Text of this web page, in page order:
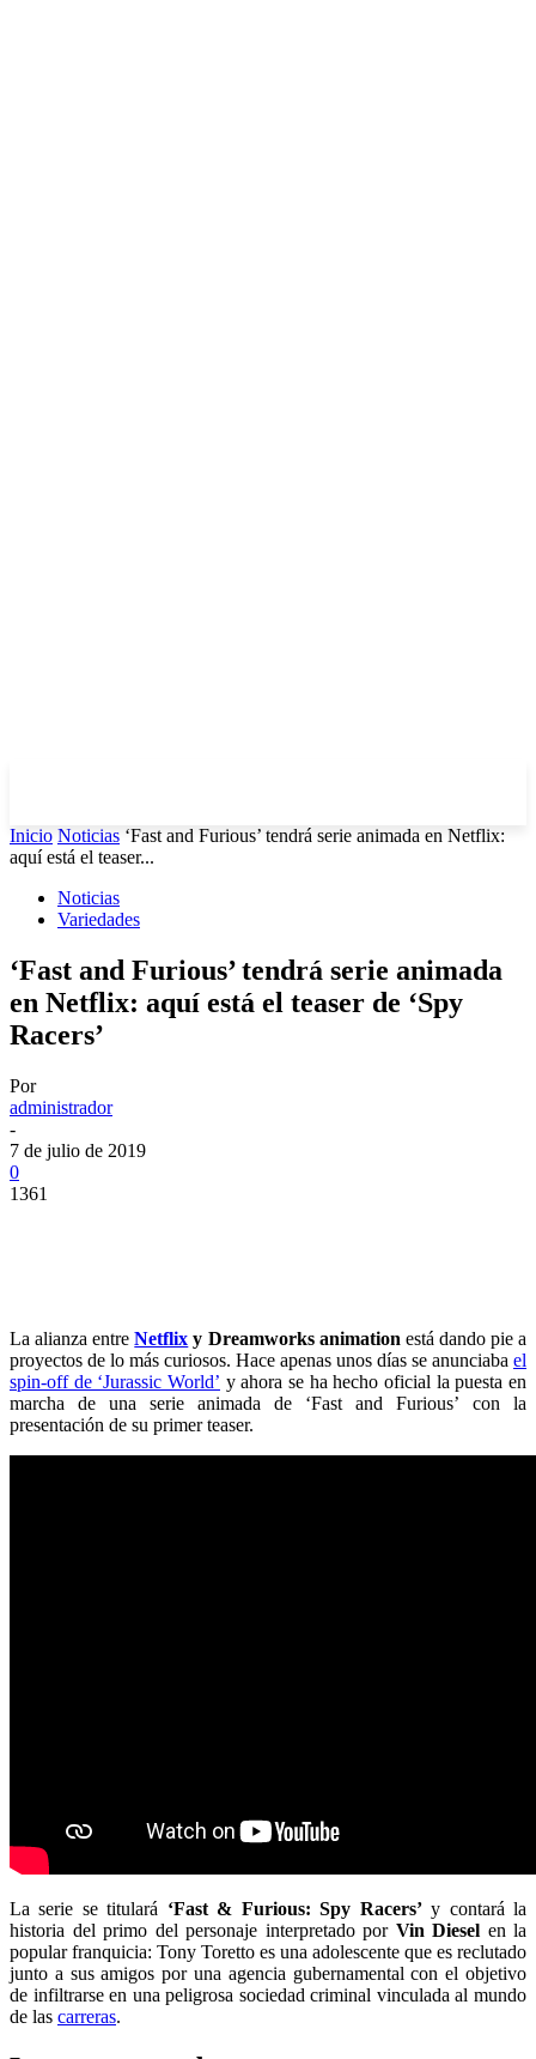
Inicio Noticias ‘Fast and Furious’ tendrá serie animada en Netflix:
aquí está el teaser...
Noticias
Variedades
‘Fast and Furious’ tendrá serie animada
en Netflix: aquí está el teaser de ‘Spy
Racers’
Por
administrador
-
7 de julio de 2019
0
1361
La alianza entreNetflix y Dreamworks animation está dando pie a
proyectos de lo más curiosos. Hace apenas unos días se anunciaba el
spin-off de ‘Jurassic World’ y ahora se ha hecho oficial la puesta en
marcha de una serie animada de ‘Fast and Furious’ con la
presentación de su primer teaser.
La serie se titulará ‘Fast & Furious: Spy Racers’y contará la
historia del primo del personaje interpretado por Vin Diesel en la
popular franquicia: Tony Toretto es una adolescente que es reclutado
junto a sus amigos por una agencia gubernamental con el objetivo
de infiltrarse en una peligrosa sociedad criminal vinculada al mundo
de las carreras.